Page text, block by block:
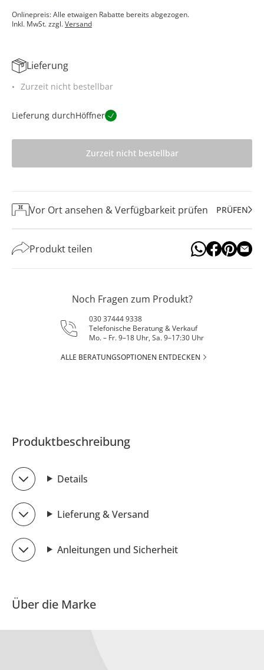
Onlinepreis: Alle etwaigen Rabatte bereits abgezogen.
Inkl. MwSt. zzgl.Versand
Lieferung
Zurzeit nicht bestellbar
Lieferung durchHöffner
Zurzeit nicht bestellbar
Vor Ort ansehen & Verfügbarkeit prüfen PRÜFEN
Produkt teilen
Noch Fragen zum Produkt?
030 37444 9338
Telefonische Beratung & Verkauf
Mo. – Fr. 9–18 Uhr, Sa. 9–17:30 Uhr
ALLE BERATUNGSOPTIONEN ENTDECKEN
Produktbeschreibung
Details
Lieferung & Versand
Anleitungen und Sicherheit
Über die Marke